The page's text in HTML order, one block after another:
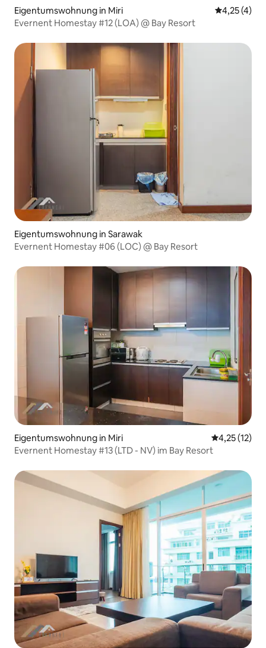
Eigentumswohnung in Miri
4,25 (4)
Evernent Homestay #12 (LOA) @ Bay Resort
Eigentumswohnung in Sarawak
Evernent Homestay #06 (LOC) @ Bay Resort
Eigentumswohnung in Miri
4,25 (12)
Evernent Homestay #13 (LTD - NV) im Bay Resort